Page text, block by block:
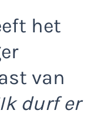
het
van
durf er